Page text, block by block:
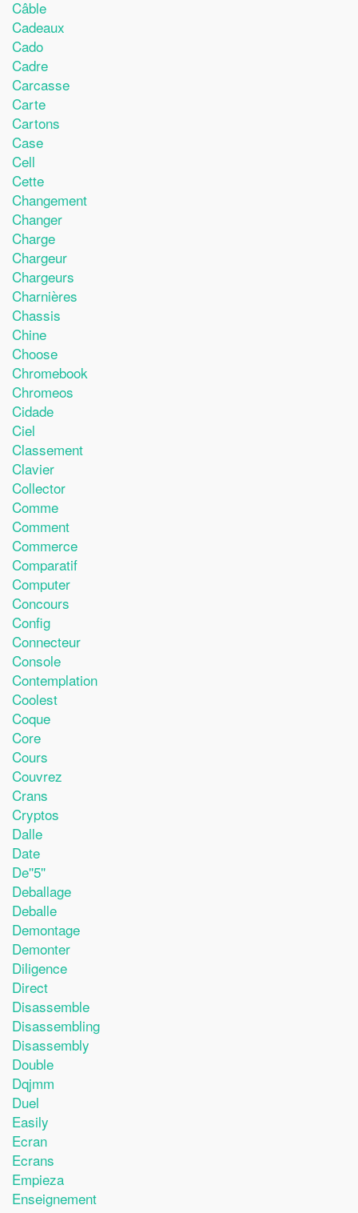
Câble
Cadeaux
Cado
Cadre
Carcasse
Carte
Cartons
Case
Cell
Cette
Changement
Changer
Charge
Chargeur
Chargeurs
Charnières
Chassis
Chine
Choose
Chromebook
Chromeos
Cidade
Ciel
Classement
Clavier
Collector
Comme
Comment
Commerce
Comparatif
Computer
Concours
Config
Connecteur
Console
Contemplation
Coolest
Coque
Core
Cours
Couvrez
Crans
Cryptos
Dalle
Date
De''5''
Deballage
Deballe
Demontage
Demonter
Diligence
Direct
Disassemble
Disassembling
Disassembly
Double
Dqjmm
Duel
Easily
Ecran
Ecrans
Empieza
Enseignement